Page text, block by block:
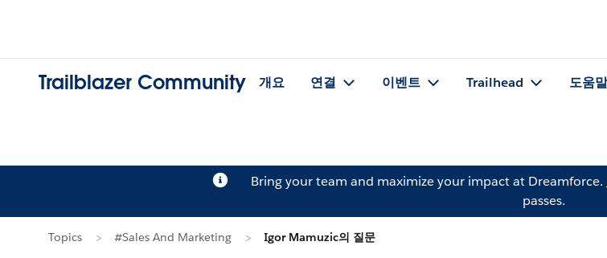
Trailblazer Community 개요 연결 이벤트 Trailhead 도움말
Bring your team and maximize your impact at Dreamforce.
passes.
Topics #Sales And Marketing Igor Mamuzic의 질문